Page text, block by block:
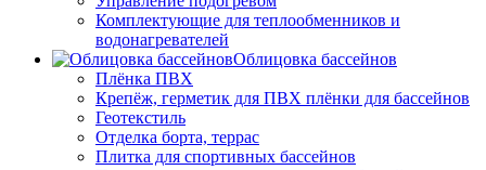
Комплектующие для теплообменников и
водонагревателей
Облицовка бассейнов
Плёнка ПВХ
Крепёж, герметик для ПВХ плёнки для бассейнов
Геотекстиль
Отделка борта, террас
Плитка для спортивных бассейнов